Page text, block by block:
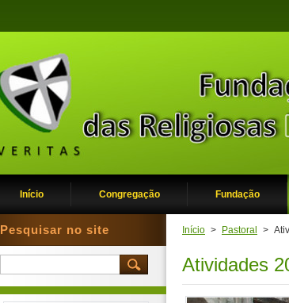
Início Congregação Fundação
Início > Pastoral >
Atividades
Pesquisar no site